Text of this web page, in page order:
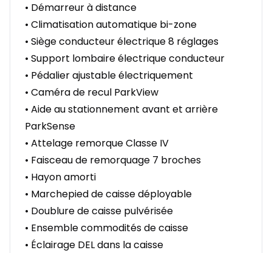
• Démarreur à distance
• Climatisation automatique bi-zone
• Siège conducteur électrique 8 réglages
• Support lombaire électrique conducteur
• Pédalier ajustable électriquement
• Caméra de recul ParkView
• Aide au stationnement avant et arrière
ParkSense
• Attelage remorque Classe IV
• Faisceau de remorquage 7 broches
• Hayon amorti
• Marchepied de caisse déployable
• Doublure de caisse pulvérisée
• Ensemble commodités de caisse
• Éclairage DEL dans la caisse